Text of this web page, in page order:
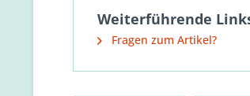
Weiterführende
Fragen zum Artikel?